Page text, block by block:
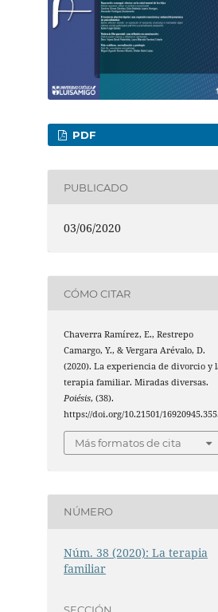
PDF
PUBLICADO
03/06/2020
CÓMO CITAR
Chaverra Ramírez, E., Restrepo
Camargo, Y., & Vergara Arévalo, D.
(2020). La experiencia de divorcio y
terapia familiar. Miradas diversas.
Poiésis, (38).
https://doi.org/10.21501/
Más formatos de cita
NÚMERO
Núm. 38 (2020): La terapia
familiar